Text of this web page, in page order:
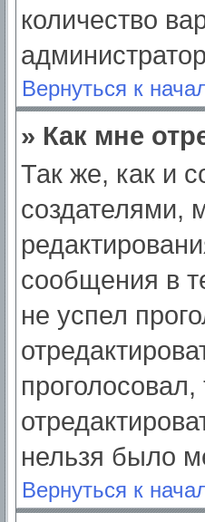
количество
Вернуться к
» Как мне
Так же, как и
создателями,
сообщения в
не успел
нельзя было
Вернуться к